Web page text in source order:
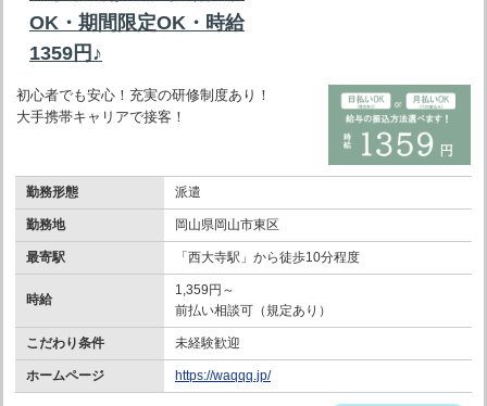
OK・期間限定OK・時給
1359円♪
初心者でも安心！充実の研修制度あり！
大手携帯キャリアで接客！
勤務形態 派遣
勤務地 岡山県岡山市東区
最寄駅 「西大寺駅」から徒歩10分程度
時給
1,359円～
前払い相談可（規定あり）
こだわり条件 未経験歓迎
ホームページ https://waqqq.jp/